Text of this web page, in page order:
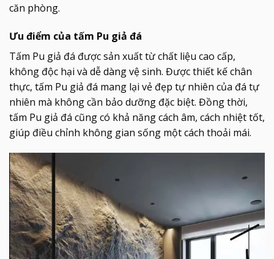
căn phòng.
Ưu điểm của tấm Pu giả đá
Tấm Pu giả đá được sản xuất từ chất liệu cao cấp,
không độc hại và dễ dàng vệ sinh. Được thiết kế chân
thực, tấm Pu giả đá mang lại vẻ đẹp tự nhiên của đá tự
nhiên mà không cần bảo dưỡng đặc biệt. Đồng thời,
tấm Pu giả đá cũng có khả năng cách âm, cách nhiệt tốt,
giúp điều chỉnh không gian sống một cách thoải mái.